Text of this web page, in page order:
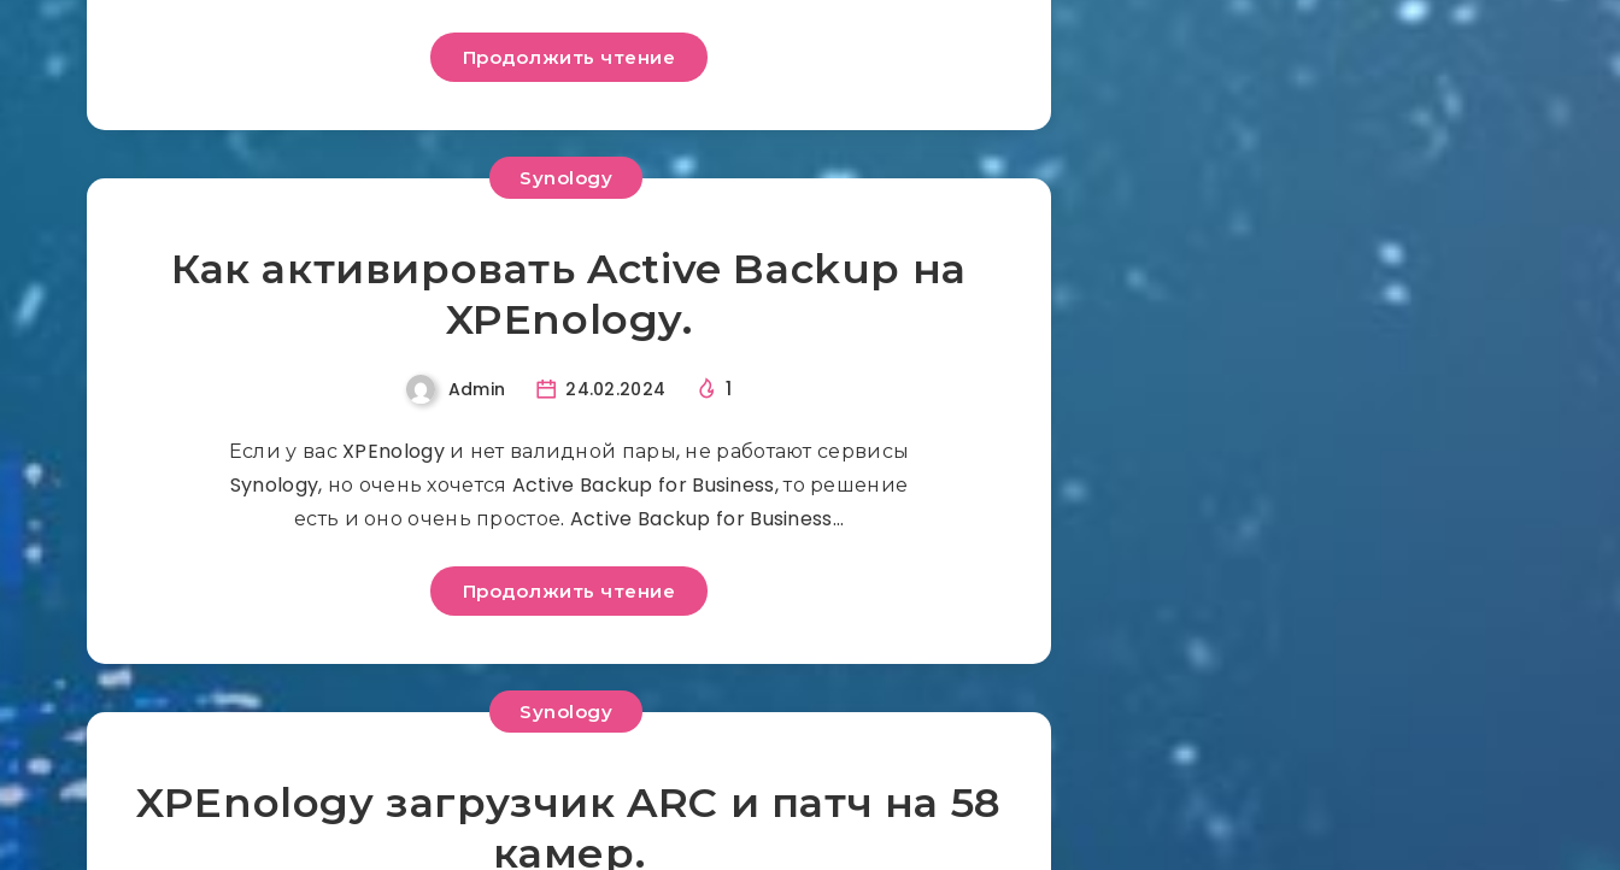
Продолжить чтение
Synology
Как активировать Active Backup на
XPEnology.
Admin 24.02.2024 1
Если у вас XPEnology и нет валидной пары, не работают сервисы
Synology, но очень хочется Active Backup for Business, то решение
есть и оно очень простое. Active Backup for Business…
Продолжить чтение
Synology
XPEnology загрузчик ARC и патч на 58
камер.